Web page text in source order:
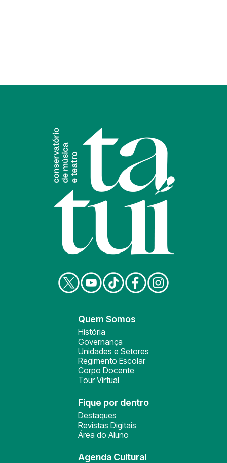
Quem Somos
História
Governança
Unidades e Setores
Regimento Escolar
Corpo Docente
Tour Virtual
Fique por dentro
Destaques
Revistas Digitais
Área do Aluno
Agenda Cultural